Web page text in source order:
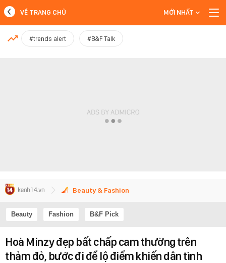
MỚI NHẤT
VỀ TRANG CHỦ MỚI NHẤT
#trends alert #B&F Talk
Beauty & Fashion
Beauty Fashion B&F Pick
Hoà Minzy đẹp bất chấp cam thường trên
thảm đỏ, bước đi để lộ điểm khiến dân tình